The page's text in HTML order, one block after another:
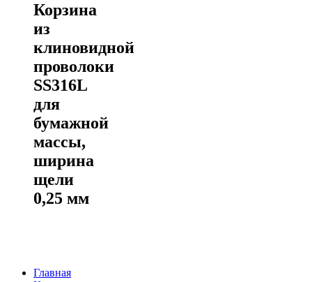
Корзина
из
клиновидной
проволоки
SS316L
для
бумажной
массы,
ширина
щели
0,25 мм
Главная